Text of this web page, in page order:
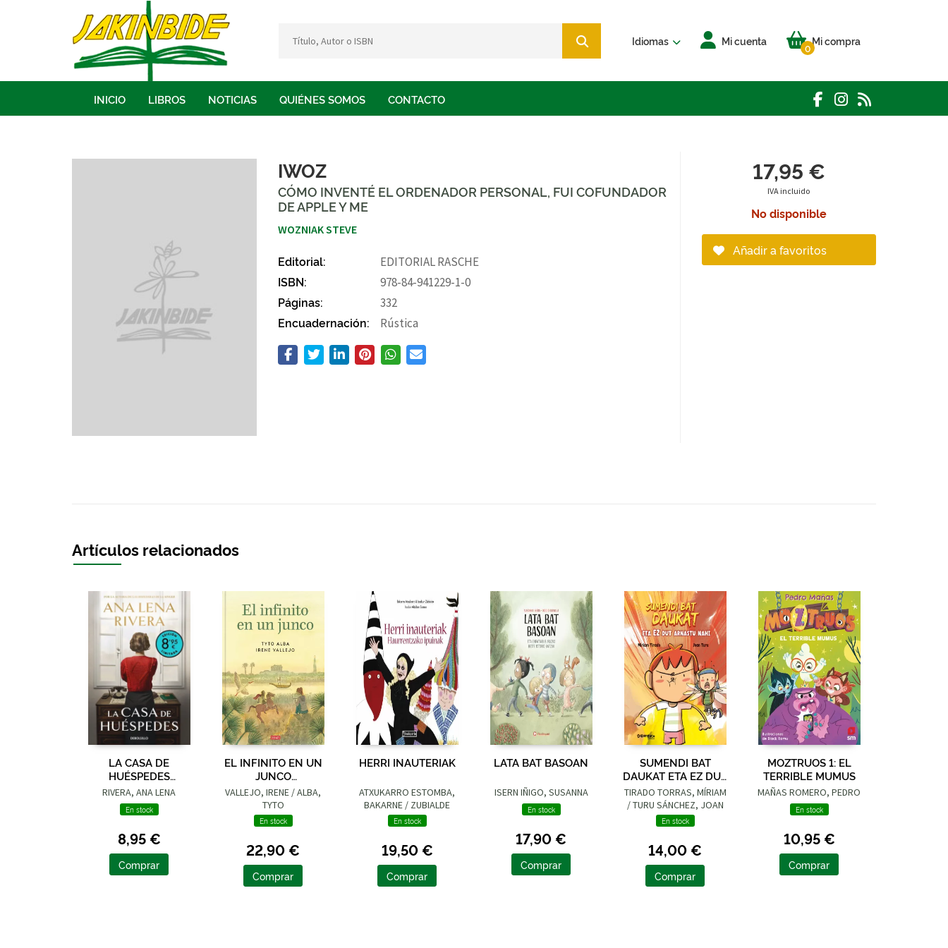
Idiomas Mi cuenta Mi compra
0
INICIO LIBROS NOTICIAS QUIÉNES SOMOS CONTACTO
IWOZ
CÓMO INVENTÉ EL ORDENADOR PERSONAL, FUI COFUNDADOR
DE APPLE Y ME
WOZNIAK STEVE
Editorial:
EDITORIAL RASCHE
ISBN:
978-84-941229-1-0
Páginas:
332
Encuadernación:
Rústica
17,95 €
IVA incluido
No disponible
Añadir a favoritos
Artículos relacionados
LA CASA DE
HUÉSPEDES
(EDICIÓN LIMITADA ·
VERANO)
RIVERA, ANA LENA
En stock
8,95 €
Comprar
EL INFINITO EN UN
JUNCO
(ADAPTACIÓN
GRÁFICA)
VALLEJO, IRENE / ALBA,
TYTO
En stock
22,90 €
Comprar
HERRI INAUTERIAK
ATXUKARRO ESTOMBA,
BAKARNE / ZUBIALDE
GRAJIRENA, IZASKUN
En stock
19,50 €
Comprar
LATA BAT BASOAN
ISERN IÑIGO, SUSANNA
En stock
17,90 €
Comprar
SUMENDI BAT
DAUKAT ETA EZ DUT
ARNASTU NAHI
TIRADO TORRAS, MÍRIAM
/ TURU SÁNCHEZ, JOAN
En stock
14,00 €
Comprar
MOZTRUOS 1: EL
TERRIBLE MUMUS
MAÑAS ROMERO, PEDRO
En stock
10,95 €
Comprar